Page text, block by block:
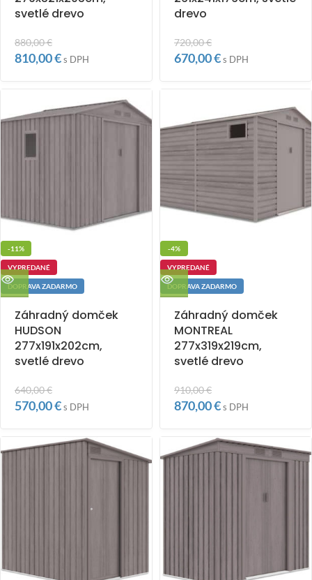
svetlé drevo
880,00€
810,00€s DPH
drevo
720,00€
670,00€s DPH
-11%
VYPREDANÉ
DOPRAVA ZADARMO
Záhradný domček
HUDSON
277x191x202cm,
svetlé drevo
640,00€
570,00€s DPH
-4%
VYPREDANÉ
DOPRAVA ZADARMO
Záhradný domček
MONTREAL
277x319x219cm,
svetlé drevo
910,00€
870,00€s DPH